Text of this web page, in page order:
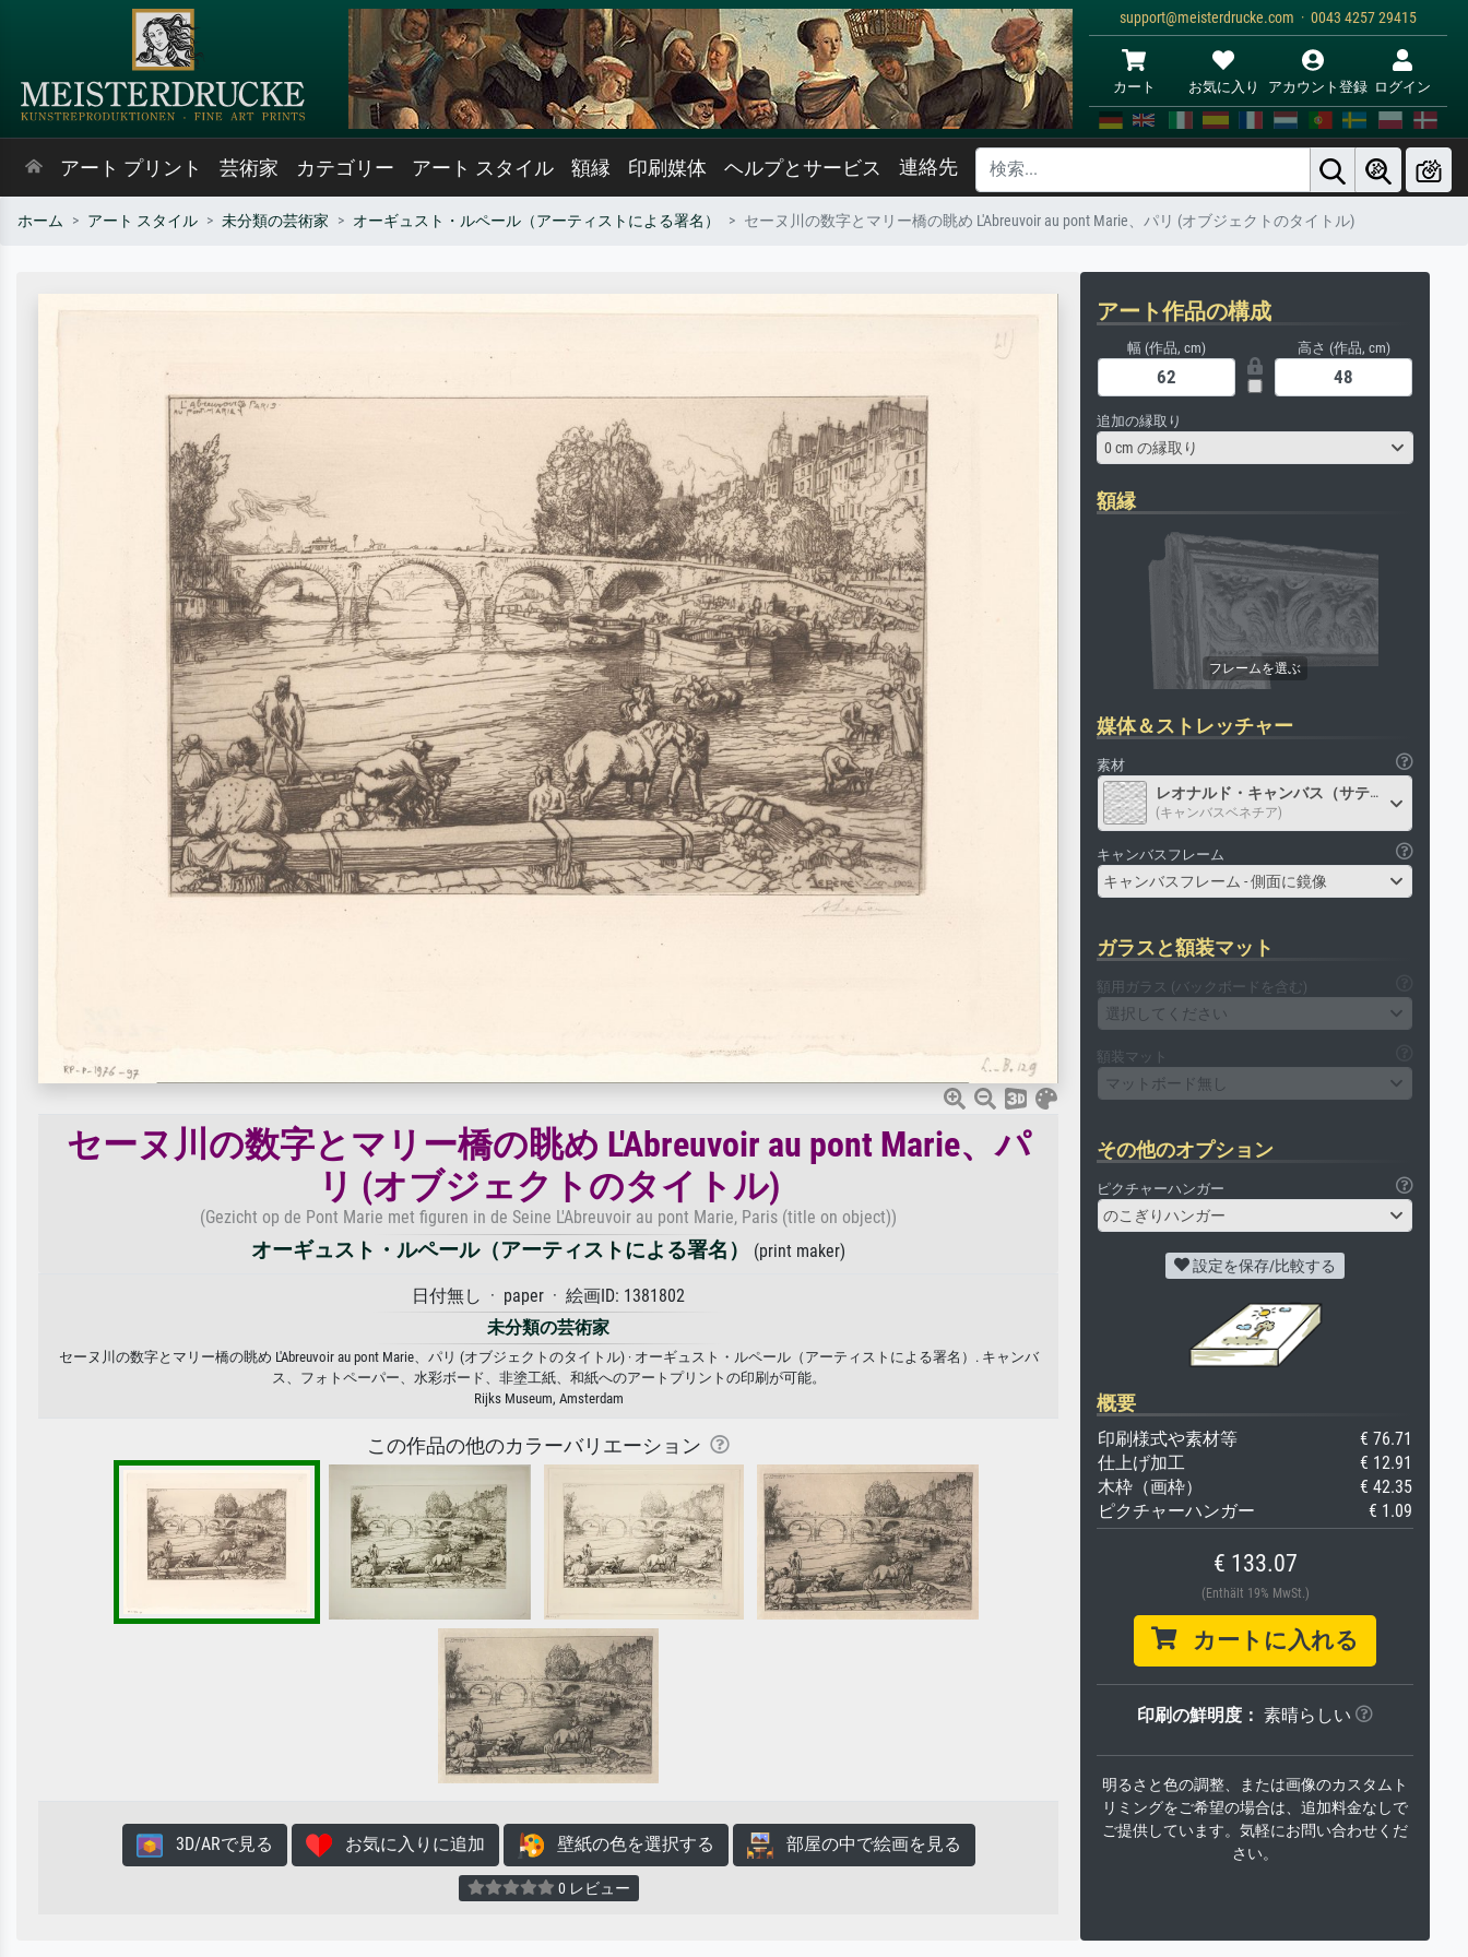
support@meisterdrucke.com · 0043 4257 29415
カート お気に入り アカウント登録 ログイン
アート プリント 芸術家 カテゴリー アート スタイル 額縁 印刷媒体 ヘルプとサービス 連絡先
ホーム アート スタイル 未分類の芸術家 オーギュスト・ルペール（アーティストによる署名） セーヌ川の数字とマリー橋の眺め L'Abreuvoir au pont Marie、パリ (オブジェクトのタイトル)
セーヌ川の数字とマリー橋の眺め L'Abreuvoir au pont Marie、パ
リ (オブジェクトのタイトル)
(Gezicht op de Pont Marie met figuren in de Seine L'Abreuvoir au pont Marie, Paris (title on object))
オーギュスト・ルペール（アーティストによる署名） (print maker)
日付無し · paper · 絵画ID: 1381802
未分類の芸術家
セーヌ川の数字とマリー橋の眺め L'Abreuvoir au pont Marie、パリ (オブジェクトのタイトル) · オーギュスト・ルペール（アーティストによる署名）. キャンバ
ス、フォトペーパー、水彩ボード、非塗工紙、和紙へのアートプリントの印刷が可能。
Rijks Museum, Amsterdam
この作品の他のカラーバリエーション
3D/ARで見る お気に入りに追加 壁紙の色を選択する 部屋の中で絵画を見る
0 レビュー
アート作品の構成
幅 (作品, cm) 高さ (作品, cm)
追加の縁取り
0 cm の縁取り
額縁
媒体＆ストレッチャー
素材
レオナルド・キャンバス（サテン）
(キャンバスベネチア)
キャンバスフレーム
キャンバスフレーム - 側面に鏡像
ガラスと額装マット
額用ガラス (バックボードを含む)
選択してください
額装マット
マットボード無し
その他のオプション
ピクチャーハンガー
のこぎりハンガー
設定を保存/比較する
概要
印刷様式や素材等
€ 76.71
仕上げ加工
€ 12.91
木枠（画枠）
€ 42.35
ピクチャーハンガー
€ 1.09
€ 133.07
(Enthält 19% MwSt.)
カートに入れる
印刷の鮮明度： 素晴らしい
明るさと色の調整、または画像のカスタムト
リミングをご希望の場合は、追加料金なしで
ご提供しています。気軽にお問い合わせくだ
さい。